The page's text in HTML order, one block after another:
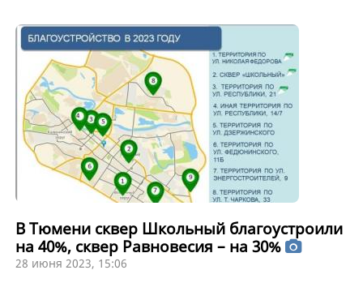
В Тюмени сквер Школьный благоустроили
на 40%, сквер Равновесия – на 30%
28 июня 2023, 15:06